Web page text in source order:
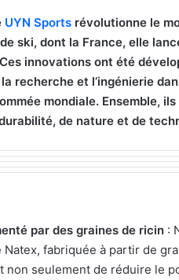
UYN Sports révolutionne le
ski, dont la France, elle
innovations ont été
recherche et l’ingénierie
mondiale. Ensemble,
de nature et de
par des graines de ricin :
fabriquée à partir de
non seulement de réduire le